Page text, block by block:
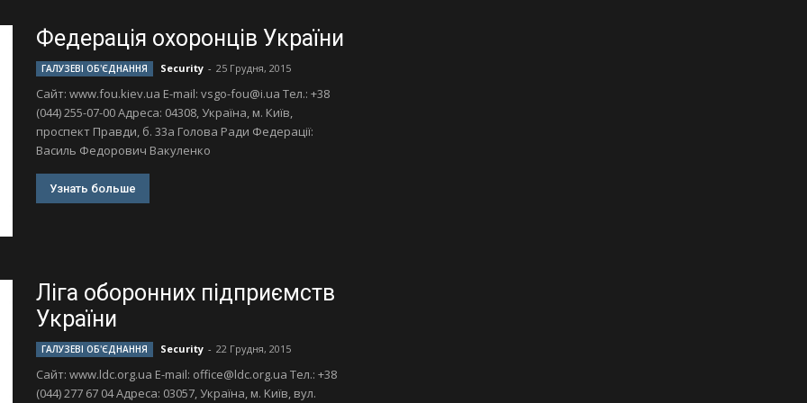
Федерація охоронців України
ГАЛУЗЕВІ ОБ'ЄДНАННЯ Security - 25 Грудня, 2015
Сайт: www.fou.kiev.ua Е-mail: vsgo-fou@i.ua Тел.: +38
(044) 255-07-00 Адреса: 04308, Україна, м. Київ,
проспект Правди, б. 33а Голова Ради Федерації:
Василь Федорович Вакуленко
Узнать больше
Ліга оборонних підприємств
України
ГАЛУЗЕВІ ОБ'ЄДНАННЯ Security - 22 Грудня, 2015
Сайт: www.ldc.org.ua Е-mail: office@ldc.org.ua Тел.: +38
(044) 277 67 04 Адреса: 03057, Україна, м. Kиїв, вул.